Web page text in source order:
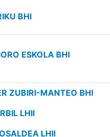
BHI
ESKOLA BHI
ZUBIRI-MANTEO BHI
LHII
LHII